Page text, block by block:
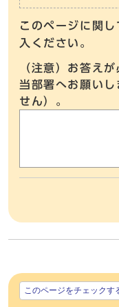
このページに関
入ください。
（注意）お答え
当部署へお願い
せん）。
このページをチェックす